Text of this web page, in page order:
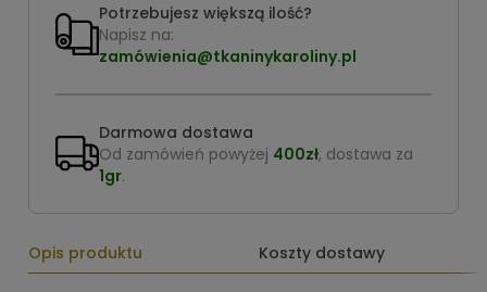
Potrzebujesz większą ilość?
Napisz na:
zamówienia@tkaninykaroliny.pl
Darmowa dostawa
Od zamówień powyżej 400zł, dostawa za
1gr.
Opis produktu Koszty dostawy